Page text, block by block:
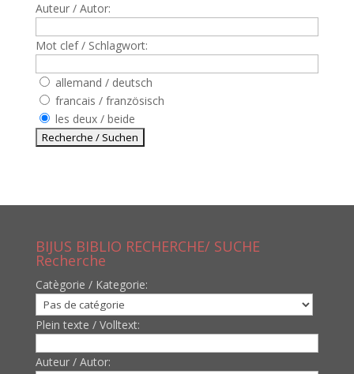
Auteur / Autor:
Mot clef / Schlagwort:
allemand / deutsch
francais / französisch
les deux / beide
BIJUS BIBLIO RECHERCHE/ SUCHE
Recherche
Catègorie / Kategorie:
Plein texte / Volltext:
Auteur / Autor: